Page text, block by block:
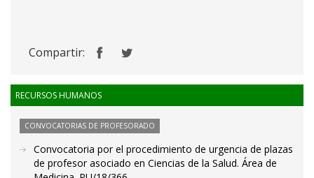
Compartir:
RECURSOS HUMANOS
CONVOCATORIAS DE PROFESORADO
Convocatoria por el procedimiento de urgencia de plazas
de profesor asociado en Ciencias de la Salud. Área de